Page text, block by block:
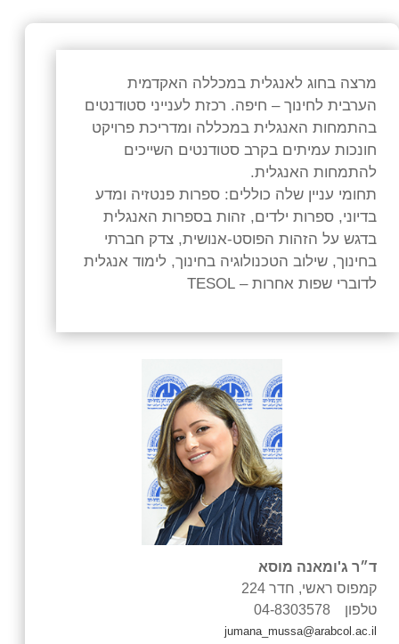
מרצה בחוג לאנגלית במכללה האקדמית
הערבית לחינוך – חיפה. רכזת לענייני סטודנטים
בהתמחות האנגלית במכללה ומדריכת פרויקט
חונכות עמיתים בקרב סטודנטים השייכים
להתמחות האנגלית.
תחומי עניין שלה כוללים: ספרות פנטזיה ומדע
בדיוני, ספרות ילדים, זהות בספרות האנגלית
בדגש על הזהות הפוסט-אנושית, צדק חברתי
בחינוך, שילוב הטכנולוגיה בחינוך, לימוד אנגלית
לדוברי שפות אחרות – TESOL
ד״ר ג'ומאנה מוסא
קמפוס ראשי, חדר 224
טלפון 04-8303578
jumana_mussa@arabcol.ac.il